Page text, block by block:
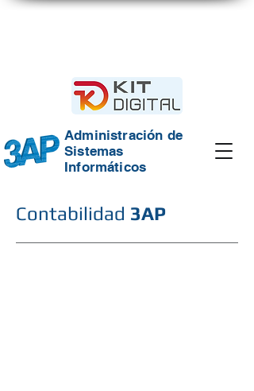
Administración de
Sistemas
Informáticos
Contabilidad 3AP